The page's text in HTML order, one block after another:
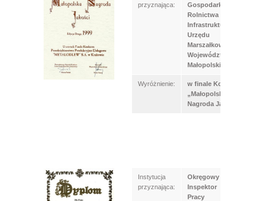
przyznająca:
Gospodarki
Rolnictwa i
Infrastruktury
Urzędu
Marszałkowskiego
Województwa
Małopolskiego
Wyróżnienie:
w finale Konkursu
„Małopolska
Nagroda Jakości”
Instytucja
przyznająca:
Okręgowy
Inspektor
Pracy